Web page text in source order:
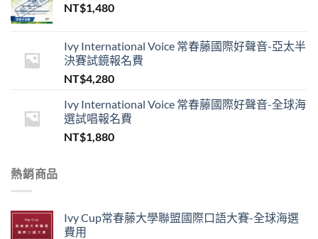
NT$1,480
Ivy International Voice 常春藤國際好聲音-亞太半
決賽試鏡報名費
NT$4,280
Ivy International Voice 常春藤國際好聲音-全球海
選試唱報名費
NT$1,880
熱銷商品
Ivy Cup常春藤大學聯盟國際口語大賽-全球海選
費用